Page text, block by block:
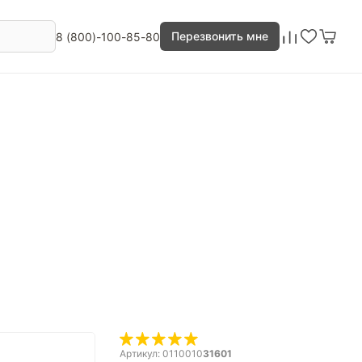
8 (800)-100-85-80 Перезвонить мне
Артикул: 011001031601